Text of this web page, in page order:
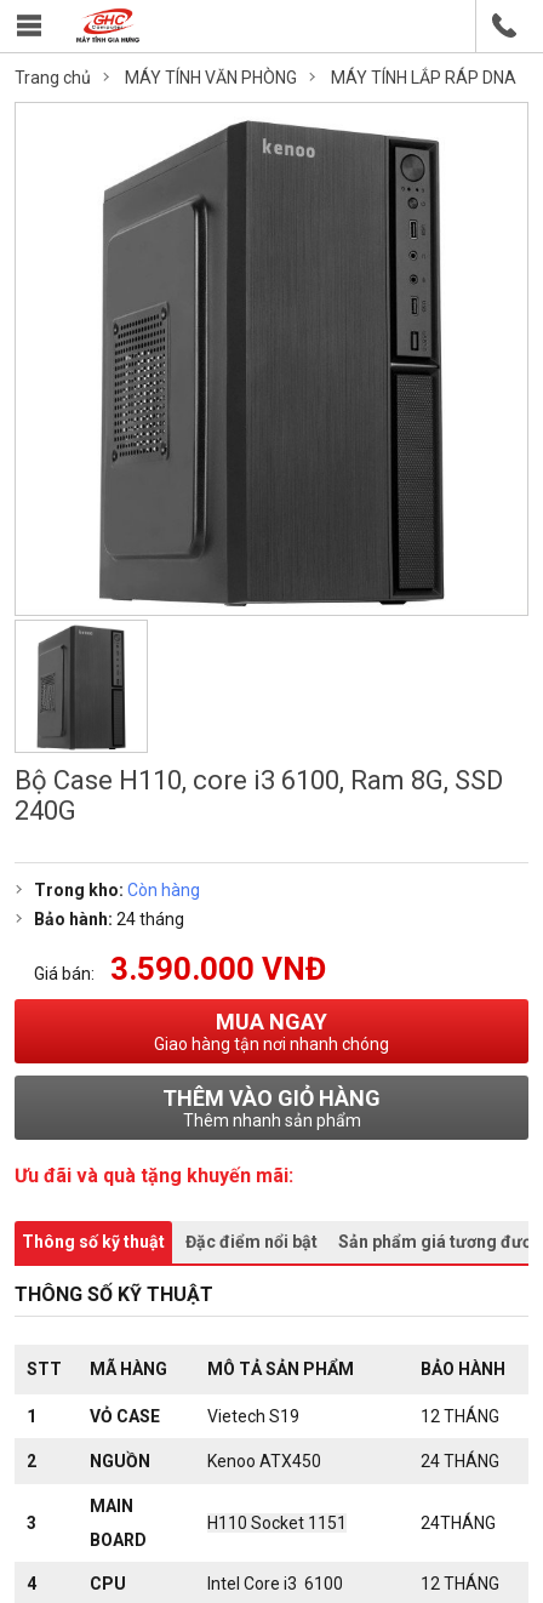
Trang chủ MÁY TÍNH VĂN PHÒNG MÁY TÍNH LẮP RÁP DNA
Bộ Case H110, core i3 6100, Ram 8G, SSD
240G
Trong kho: Còn hàng
Bảo hành: 24 tháng
Giá bán: 3.590.000 VNĐ
MUA NGAY
Giao hàng tận nơi nhanh chóng
THÊM VÀO GIỎ HÀNG
Thêm nhanh sản phẩm
Ưu đãi và quà tặng khuyến mãi:
Thông số kỹ thuật Đặc điểm nổi bật Sản phẩm giá tương
THÔNG SỐ KỸ THUẬT
STT MÃ HÀNG MÔ TẢ SẢN PHẨM BẢO HÀNH
1 VỎ CASE Vietech S19 12 THÁNG
2 NGUỒN Kenoo ATX450 24 THÁNG
3
MAIN
BOARD
H110 Socket 1151 24THÁNG
4 CPU Intel Core i3 6100 12 THÁNG